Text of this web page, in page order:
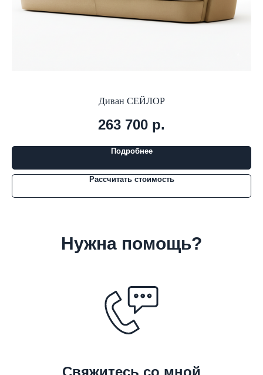
Диван СЕЙЛОР
263 700 р.
Подробнее
Рассчитать стоимость
Нужна помощь?
Свяжитесь со мной